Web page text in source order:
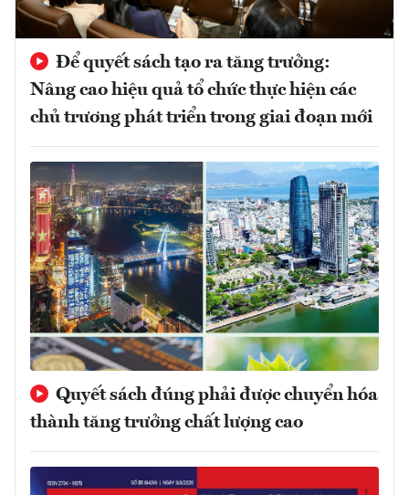
Để quyết sách tạo ra tăng trưởng:
Nâng cao hiệu quả tổ chức thực hiện các
chủ trương phát triển trong giai đoạn mới
Quyết sách đúng phải được chuyển hóa
thành tăng trưởng chất lượng cao